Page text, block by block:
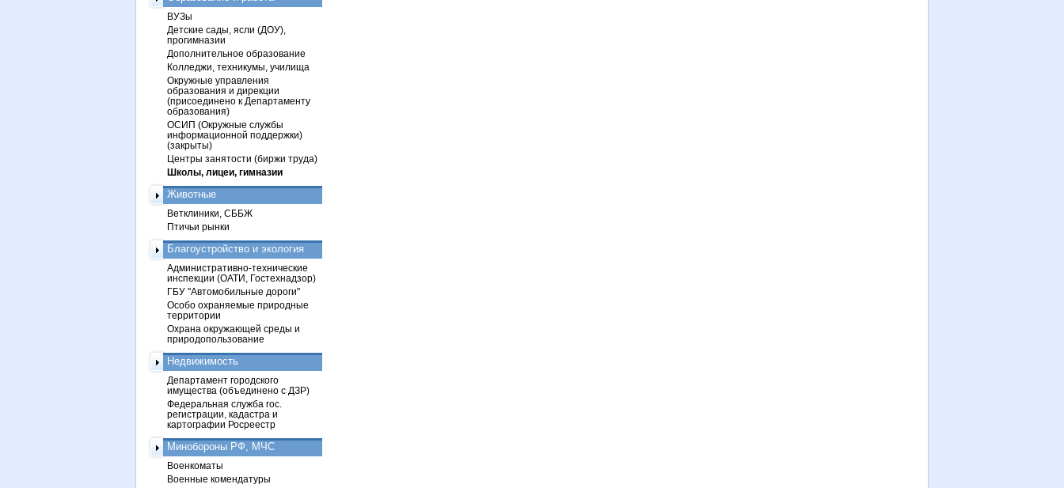
ВУЗы
Детские сады, ясли (ДОУ),
прогимназии
Дополнительное образование
Колледжи, техникумы, училища
Окружные управления
образования и дирекции
(присоединено к Департаменту
образования)
ОСИП (Окружные службы
информационной поддержки)
(закрыты)
Центры занятости (биржи труда)
Школы, лицеи, гимназии
Животные
Ветклиники, СББЖ
Птичьи рынки
Благоустройство и экология
Административно-технические
инспекции (ОАТИ, Гостехнадзор)
ГБУ "Автомобильные дороги"
Особо охраняемые природные
территории
Охрана окружающей среды и
природопользование
Недвижимость
Департамент городского
имущества (объединено с ДЗР)
Федеральная служба гос.
регистрации, кадастра и
картографии Росреестр
Минобороны РФ, МЧС
Военкоматы
Военные комендатуры